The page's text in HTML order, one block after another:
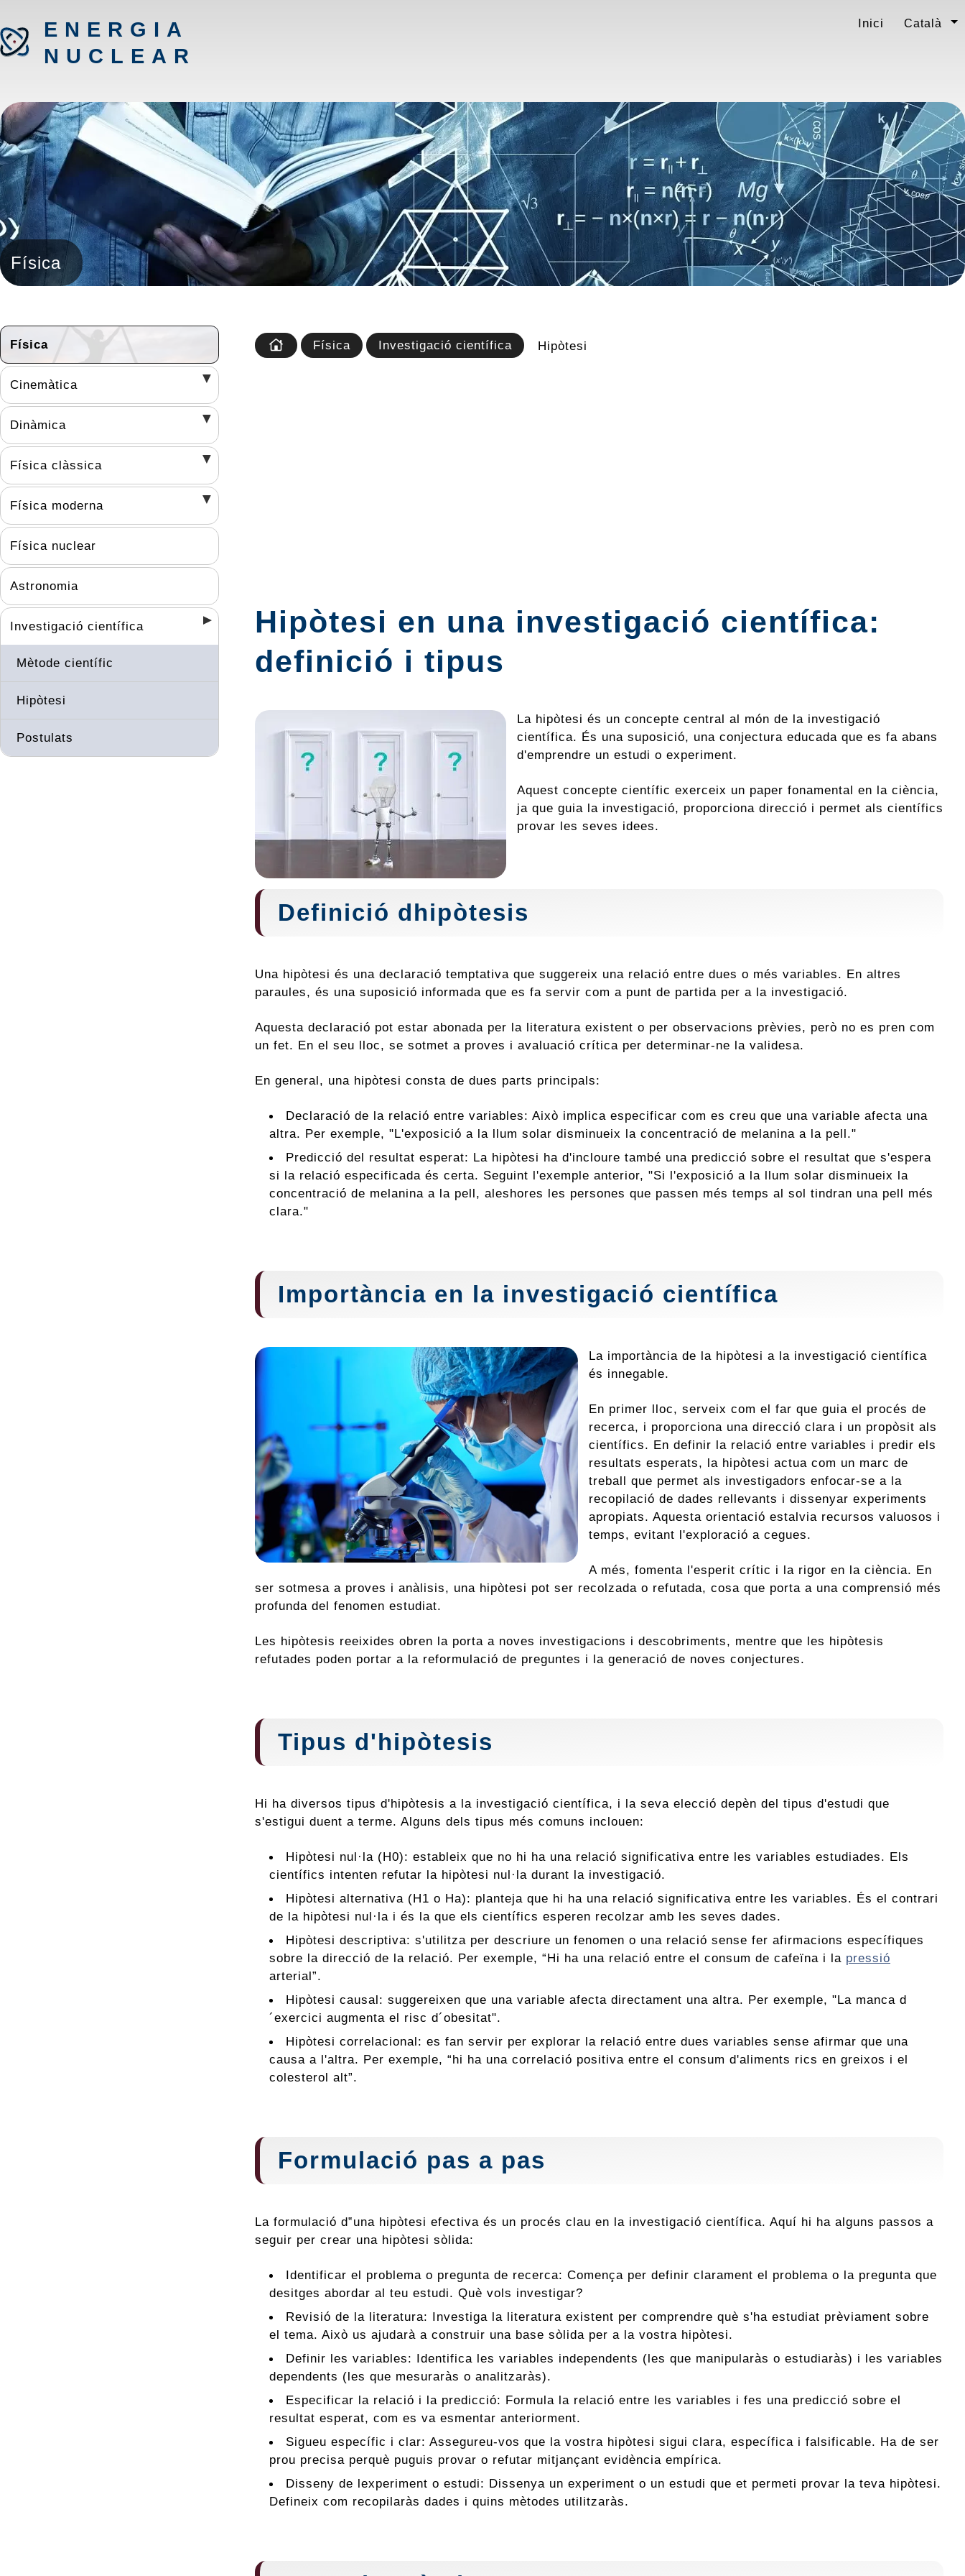
ENERGIA
NUCLEAR
Inici Català
Física
Física
Cinemàtica
Dinàmica
Física clàssica
Física moderna
Física nuclear
Astronomia
Investigació científica
Mètode científic
Hipòtesi
Postulats
Física Investigació científica Hipòtesi
Hipòtesi en una investigació científica:
definició i tipus
La hipòtesi és un concepte central al món de la investigació
científica. És una suposició, una conjectura educada que es fa abans
d'emprendre un estudi o experiment.
Aquest concepte científic exerceix un paper fonamental en la ciència,
ja que guia la investigació, proporciona direcció i permet als científics
provar les seves idees.
Definició dhipòtesis
Una hipòtesi és una declaració temptativa que suggereix una relació entre dues o més variables. En altres
paraules, és una suposició informada que es fa servir com a punt de partida per a la investigació.
Aquesta declaració pot estar abonada per la literatura existent o per observacions prèvies, però no es pren com
un fet. En el seu lloc, se sotmet a proves i avaluació crítica per determinar-ne la validesa.
En general, una hipòtesi consta de dues parts principals:
Declaració de la relació entre variables: Això implica especificar com es creu que una variable afecta una
altra. Per exemple, "L'exposició a la llum solar disminueix la concentració de melanina a la pell."
Predicció del resultat esperat: La hipòtesi ha d'incloure també una predicció sobre el resultat que s'espera
si la relació especificada és certa. Seguint l'exemple anterior, "Si l'exposició a la llum solar disminueix la
concentració de melanina a la pell, aleshores les persones que passen més temps al sol tindran una pell més
clara."
Importància en la investigació científica
La importància de la hipòtesi a la investigació científica
és innegable.
En primer lloc, serveix com el far que guia el procés de
recerca, i proporciona una direcció clara i un propòsit als
científics. En definir la relació entre variables i predir els
resultats esperats, la hipòtesi actua com un marc de
treball que permet als investigadors enfocar-se a la
recopilació de dades rellevants i dissenyar experiments
apropiats. Aquesta orientació estalvia recursos valuosos i
temps, evitant l'exploració a cegues.
A més, fomenta l'esperit crític i la rigor en la ciència. En
ser sotmesa a proves i anàlisis, una hipòtesi pot ser recolzada o refutada, cosa que porta a una comprensió més
profunda del fenomen estudiat.
Les hipòtesis reeixides obren la porta a noves investigacions i descobriments, mentre que les hipòtesis
refutades poden portar a la reformulació de preguntes i la generació de noves conjectures.
Tipus d'hipòtesis
Hi ha diversos tipus d'hipòtesis a la investigació científica, i la seva elecció depèn del tipus d'estudi que
s'estigui duent a terme. Alguns dels tipus més comuns inclouen:
Hipòtesi nul·la (H0): estableix que no hi ha una relació significativa entre les variables estudiades. Els
científics intenten refutar la hipòtesi nul·la durant la investigació.
Hipòtesi alternativa (H1 o Ha): planteja que hi ha una relació significativa entre les variables. És el contrari
de la hipòtesi nul·la i és la que els científics esperen recolzar amb les seves dades.
Hipòtesi descriptiva: s'utilitza per descriure un fenomen o una relació sense fer afirmacions específiques
sobre la direcció de la relació. Per exemple, “Hi ha una relació entre el consum de cafeïna i la pressió
arterial”.
Hipòtesi causal: suggereixen que una variable afecta directament una altra. Per exemple, "La manca d
´exercici augmenta el risc d´obesitat".
Hipòtesi correlacional: es fan servir per explorar la relació entre dues variables sense afirmar que una
causa a l'altra. Per exemple, “hi ha una correlació positiva entre el consum d'aliments rics en greixos i el
colesterol alt”.
Formulació pas a pas
La formulació d‟una hipòtesi efectiva és un procés clau en la investigació científica. Aquí hi ha alguns passos a
seguir per crear una hipòtesi sòlida:
Identificar el problema o pregunta de recerca: Comença per definir clarament el problema o la pregunta que
desitges abordar al teu estudi. Què vols investigar?
Revisió de la literatura: Investiga la literatura existent per comprendre què s'ha estudiat prèviament sobre
el tema. Això us ajudarà a construir una base sòlida per a la vostra hipòtesi.
Definir les variables: Identifica les variables independents (les que manipularàs o estudiaràs) i les variables
dependents (les que mesuraràs o analitzaràs).
Especificar la relació i la predicció: Formula la relació entre les variables i fes una predicció sobre el
resultat esperat, com es va esmentar anteriorment.
Sigueu específic i clar: Assegureu-vos que la vostra hipòtesi sigui clara, específica i falsificable. Ha de ser
prou precisa perquè puguis provar o refutar mitjançant evidència empírica.
Disseny de lexperiment o estudi: Dissenya un experiment o un estudi que et permeti provar la teva hipòtesi.
Defineix com recopilaràs dades i quins mètodes utilitzaràs.